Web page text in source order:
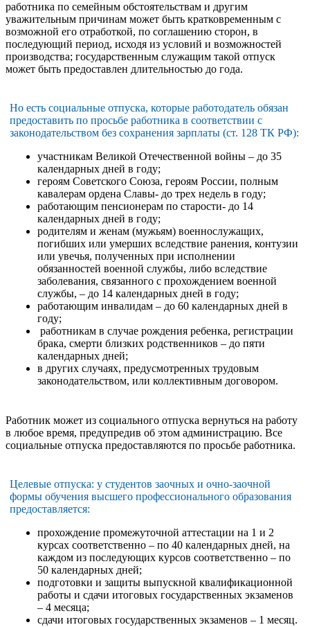
работника по семейным обстоятельствам и другим
уважительным причинам может быть кратковременным с
возможной его отработкой, по соглашению сторон, в
последующий период, исходя из условий и возможностей
производства; государственным служащим такой отпуск
может быть предоставлен длительностью до года.
Но есть социальные отпуска, которые работодатель обязан
предоставить по просьбе работника в соответствии с
законодательством без сохранения зарплаты (ст. 128 ТК РФ):
участникам Великой Отечественной войны – до 35
календарных дней в году;
героям Советского Союза, героям России, полным
кавалерам ордена Славы- до трех недель в году;
работающим пенсионерам по старости- до 14
календарных дней в году;
родителям и женам (мужьям) военнослужащих,
погибших или умерших вследствие ранения, контузии
или увечья, полученных при исполнении
обязанностей военной службы, либо вследствие
заболевания, связанного с прохождением военной
службы, – до 14 календарных дней в году;
работающим инвалидам – до 60 календарных дней в
году;
работникам в случае рождения ребенка, регистрации
брака, смерти близких родственников – до пяти
календарных дней;
в других случаях, предусмотренных трудовым
законодательством, или коллективным договором.
Работник может из социального отпуска вернуться на работу
в любое время, предупредив об этом администрацию. Все
социальные отпуска предоставляются по просьбе работника.
Целевые отпуска: у студентов заочных и очно-заочной
формы обучения высшего профессионального образования
предоставляется:
прохождение промежуточной аттестации на 1 и 2
курсах соответственно – по 40 календарных дней, на
каждом из последующих курсов соответственно – по
50 календарных дней;
подготовки и защиты выпускной квалификационной
работы и сдачи итоговых государственных экзаменов
– 4 месяца;
сдачи итоговых государственных экзаменов – 1 месяц.